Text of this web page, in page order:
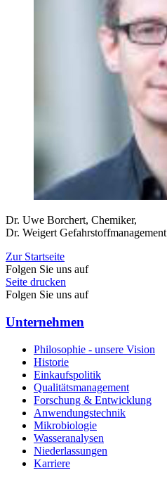
Dr. Uwe Borchert, Chemiker,
Dr. Weigert Gefahrstoffmanagement
Zur Startseite
Folgen Sie uns auf
Seite drucken
Folgen Sie uns auf
Unternehmen
Philosophie - unsere Vision
Historie
Einkaufspolitik
Qualitätsmanagement
Forschung & Entwicklung
Anwendungstechnik
Mikrobiologie
Wasseranalysen
Niederlassungen
Karriere